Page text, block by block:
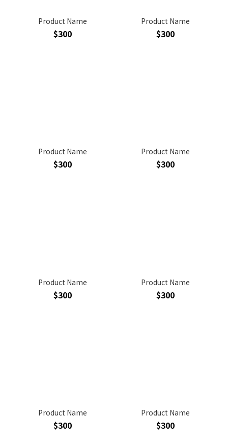
Product Name
$300
Product Name
$300
Product Name
$300
Product Name
$300
Product Name
$300
Product Name
$300
Product Name
$300
Product Name
$300